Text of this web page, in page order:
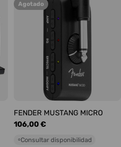
Agotado
FENDER MUSTANG MICRO
Precio
106,00 €
○Consultar disponibilidad